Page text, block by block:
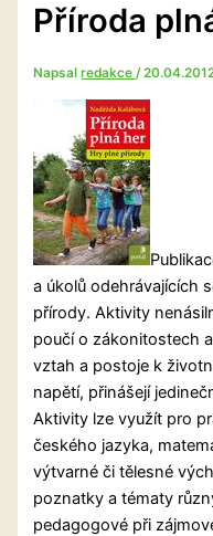
Příroda
Napsalredakce/
a úkolů odehrávajících
přírody. Aktivity
poučí o zákonitostech
vztah a postoje k
napětí, přinášejí
Aktivity lze využít pro
českého jazyka,
výtvarné čitělesné
poznatky a tématy
pedagogové při